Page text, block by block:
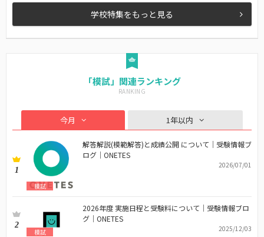
学校特集をもっと見る
「模試」関連ランキング
今月 1年以内
1
模試
解答解説(模範解答)と成績公開 について｜受験情報ブ
ログ｜ONETES
2026/07/01
2
模試
2026年度 実施日程と受験料について｜受験情報ブロ
グ｜ONETES
2025/12/03